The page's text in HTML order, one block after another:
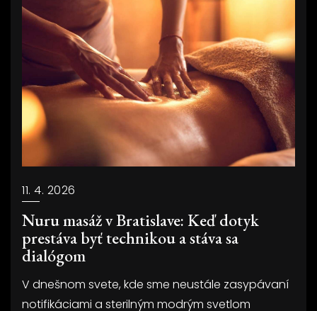
11. 4. 2026
Nuru masáž v Bratislave: Keď dotyk
prestáva byť technikou a stáva sa
dialógom
V dnešnom svete, kde sme neustále zasypávaní
notifikáciami a sterilným modrým svetlom